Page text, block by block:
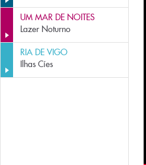
UM MAR DE NOITES
Lazer Noturno
RIA DE VIGO
Ilhas Cíes